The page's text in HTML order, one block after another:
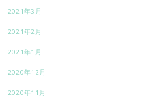
2021年3月
2021年2月
2021年1月
2020年12月
2020年11月